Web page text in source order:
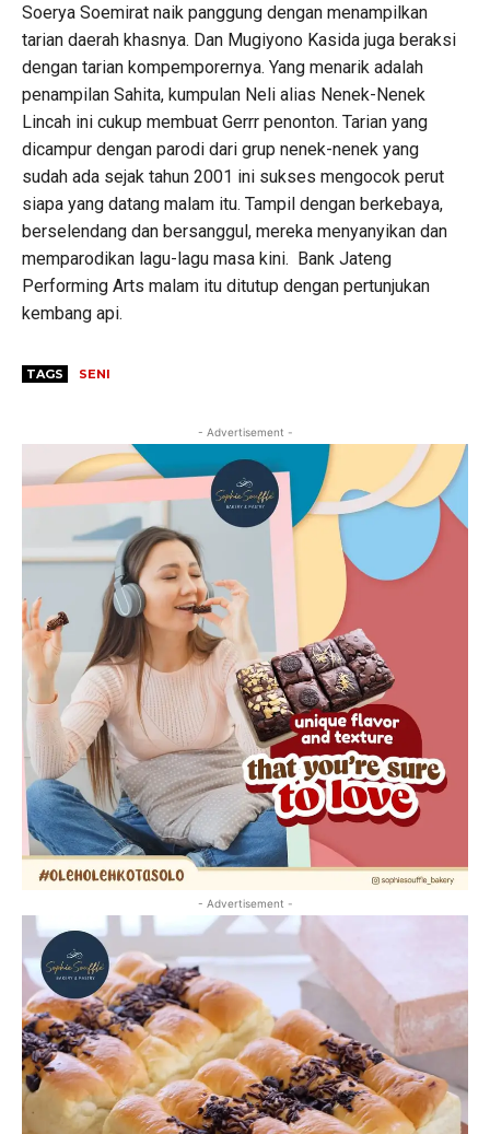
Soerya Soemirat naik panggung dengan menampilkan
tarian daerah khasnya. Dan Mugiyono Kasida juga beraksi
dengan tarian kompemporernya. Yang menarik adalah
penampilan Sahita, kumpulan Neli alias Nenek-Nenek
Lincah ini cukup membuat Gerrr penonton. Tarian yang
dicampur dengan parodi dari grup nenek-nenek yang
sudah ada sejak tahun 2001 ini sukses mengocok perut
siapa yang datang malam itu. Tampil dengan berkebaya,
berselendang dan bersanggul, mereka menyanyikan dan
memparodikan lagu-lagu masa kini. Bank Jateng
Performing Arts malam itu ditutup dengan pertunjukan
kembang api.
TAGS SENI
- Advertisement -
- Advertisement -